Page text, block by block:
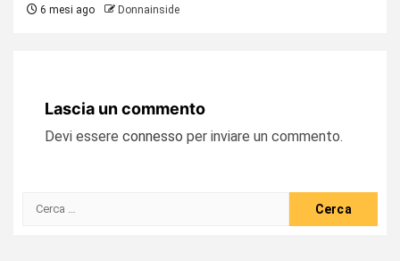
6 mesi ago Donnainside
Lascia un commento
Devi essere connesso per inviare un commento.
Ricerca